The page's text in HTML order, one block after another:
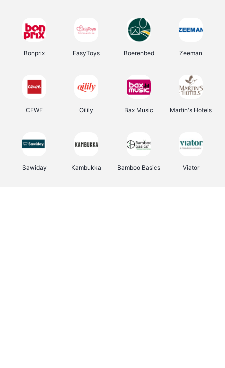
Bonprix EasyToys Boerenbed Zeeman
CEWE Oilily Bax Music Martin's Hotels
Sawiday Kambukka Bamboo Basics Viator